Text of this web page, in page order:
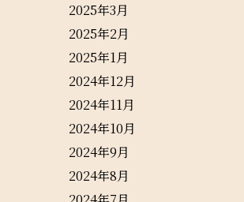
2025年3月
2025年2月
2025年1月
2024年12月
2024年11月
2024年10月
2024年9月
2024年8月